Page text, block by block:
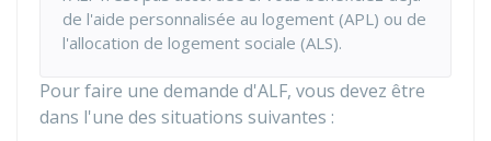
de l'aide personnalisée au logement (APL) ou de
l'allocation de logement sociale (ALS).
Pour faire une demande d'ALF, vous devez être
dans l'une des situations suivantes :